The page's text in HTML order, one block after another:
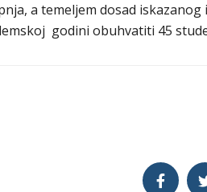
a temeljem dosad
godini obuhvatiti 45